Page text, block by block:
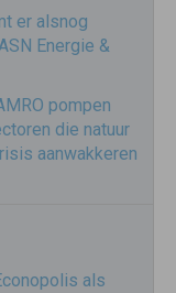
er alsnog
Energie &
pompen
die natuur
aanwakkeren
als